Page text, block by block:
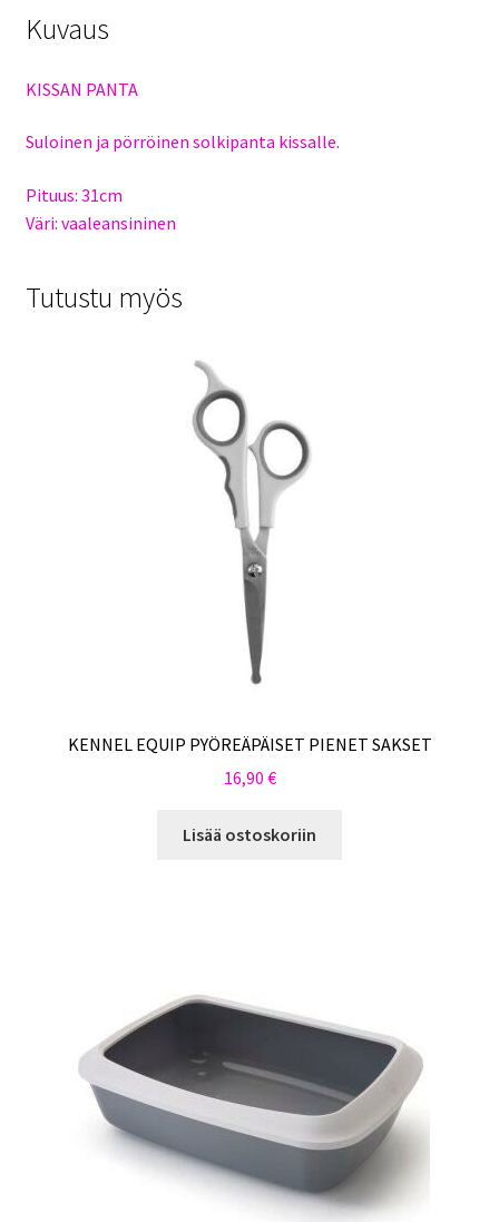
Kuvaus
KISSAN PANTA
Suloinen ja pörröinen solkipanta kissalle.
Pituus: 31cm
Väri: vaaleansininen
Tutustu myös
KENNEL EQUIP PYÖREÄPÄISET PIENET SAKSET
16,90 €
Lisää ostoskoriin